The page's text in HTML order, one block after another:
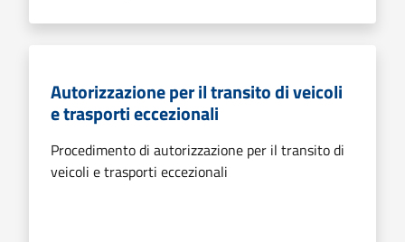
Autorizzazione per il transito di veicoli
e trasporti eccezionali
Procedimento di autorizzazione per il transito di
veicoli e trasporti eccezionali